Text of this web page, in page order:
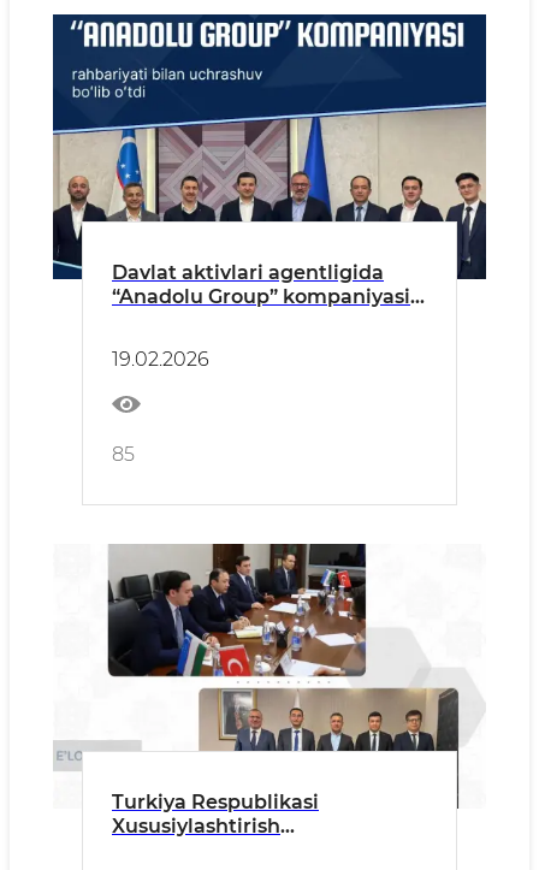
Davlat aktivlari agentligida
“Anadolu Group” kompaniyasi
19.02.2026
85
Turkiya Respublikasi
Xususiylashtirish